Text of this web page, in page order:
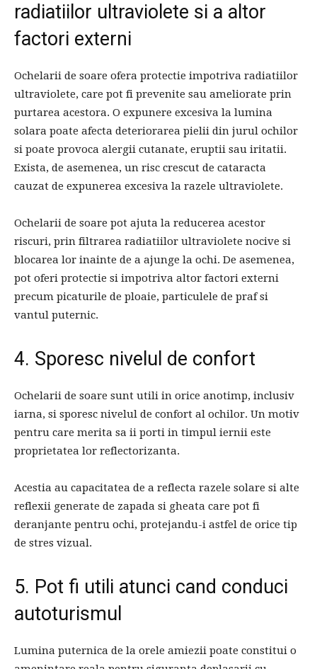
radiatiilor ultraviolete si a altor
factori externi
Ochelarii de soare ofera protectie impotriva radiatiilor
ultraviolete, care pot fi prevenite sau ameliorate prin
purtarea acestora. O expunere excesiva la lumina
solara poate afecta deteriorarea pielii din jurul ochilor
si poate provoca alergii cutanate, eruptii sau iritatii.
Exista, de asemenea, un risc crescut de cataracta
cauzat de expunerea excesiva la razele ultraviolete.
Ochelarii de soare pot ajuta la reducerea acestor
riscuri, prin filtrarea radiatiilor ultraviolete nocive si
blocarea lor inainte de a ajunge la ochi. De asemenea,
pot oferi protectie si impotriva altor factori externi
precum picaturile de ploaie, particulele de praf si
vantul puternic.
4. Sporesc nivelul de confort
Ochelarii de soare sunt utili in orice anotimp, inclusiv
iarna, si sporesc nivelul de confort al ochilor. Un motiv
pentru care merita sa ii porti in timpul iernii este
proprietatea lor reflectorizanta.
Acestia au capacitatea de a reflecta razele solare si alte
reflexii generate de zapada si gheata care pot fi
deranjante pentru ochi, protejandu-i astfel de orice tip
de stres vizual.
5. Pot fi utili atunci cand conduci
autoturismul
Lumina puternica de la orele amiezii poate constitui o